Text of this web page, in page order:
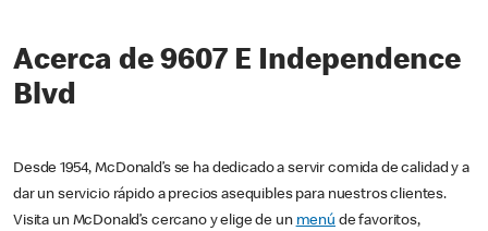
Acerca de 9607 E Independence
Blvd
Desde 1954, McDonald’s se ha dedicado a servir comida de calidad y a
dar un servicio rápido a precios asequibles para nuestros clientes.
Visita un McDonald’s cercano y elige de un menú de favoritos,